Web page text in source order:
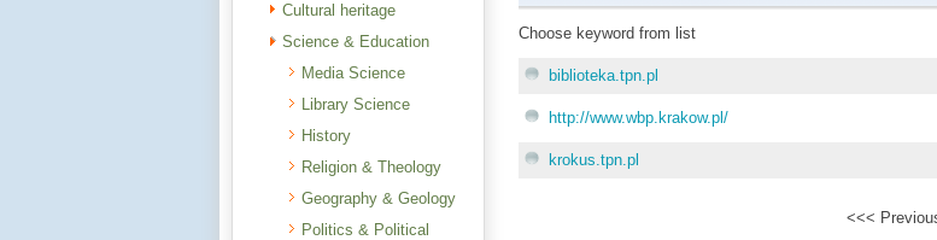
Cultural heritage
Science & Education
Media Science
Library Science
History
Religion & Theology
Geography & Geology
Politics & Political
Choose keyword from list
biblioteka.tpn.pl
http://www.wbp.krakow.pl/
krokus.tpn.pl
<<<